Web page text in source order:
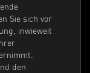
Sie sich vor
inwieweit
den